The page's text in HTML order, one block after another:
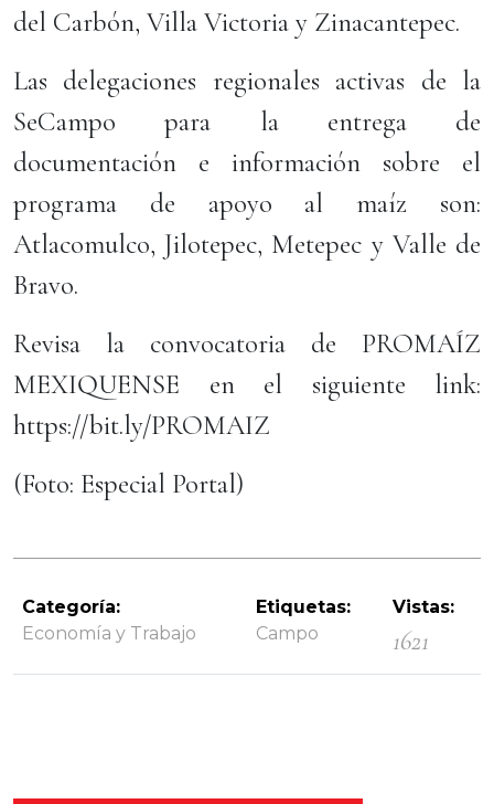
del Carbón, Villa Victoria y Zinacantepec.
Las delegaciones regionales activas de la
SeCampo para la entrega de
documentación e información sobre el
programa de apoyo al maíz son:
Atlacomulco, Jilotepec, Metepec y Valle de
Bravo.
Revisa la convocatoria de PROMAÍZ
MEXIQUENSE en el siguiente link:
https://bit.ly/PROMAIZ
(Foto: Especial Portal)
Categoría:
Economía y Trabajo
Etiquetas:
Campo
Vistas:
1621